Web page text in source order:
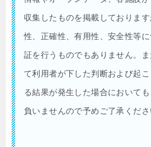
収集したものを掲載しておりま
性、正確性、有用性、安全性等
証を行うものでもありません。
て利用者が下した判断および起
る結果が発生した場合において
負いませんので予めご了承くださ